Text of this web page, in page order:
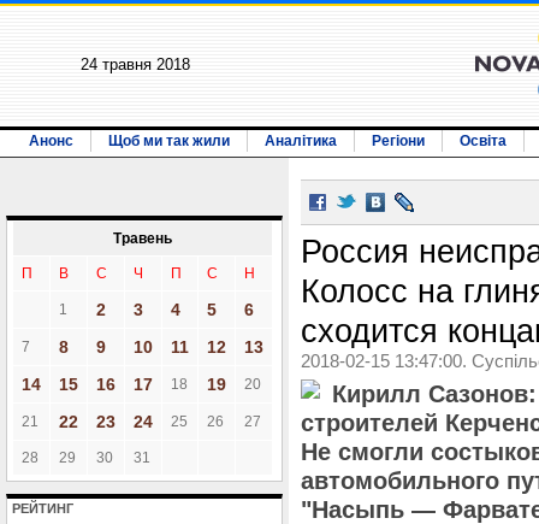
24 травня 2018
Анонс Щоб ми так жили Аналітика Регіони Освіта
Травень
П В С Ч П С Н
1 2 3 4 5 6
7 8 9 10 11 12
13
14
15 16 17 18 19 20
21 22 23 24 25 26 27
28 29 30 31
РЕЙТИНГ
Россия
Колосс на
сходится
2018-02-15 13:47:00.
Кирилл
строителей
Не смогли
автомобильного
"Насыпь —